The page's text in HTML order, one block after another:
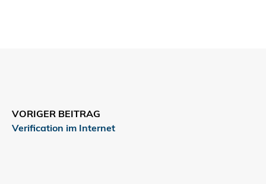
VORIGER BEITRAG
Verification im Internet